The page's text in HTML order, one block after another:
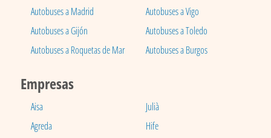
Autobuses a Madrid
Autobuses a Vigo
Autobuses a Gijón
Autobuses a Toledo
Autobuses a Roquetas de Mar
Autobuses a Burgos
Empresas
Aisa
Julià
Agreda
Hife